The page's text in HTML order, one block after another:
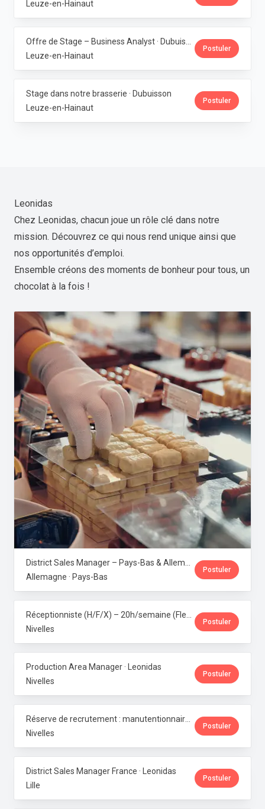
Leuze-en-Hainaut
Leuze-en-Hainaut
Postuler
Stage dans notre brasserie · Dubuisson
Leuze-en-Hainaut
Postuler
Leonidas
Chez Leonidas, chacun joue un rôle clé dans notre
mission. Découvrez ce qui nous rend unique ainsi que
nos opportunités d’emploi.
Ensemble créons des moments de bonheur pour tous, un
chocolat à la fois !
Allemagne · Pays-Bas
Postuler
Nivelles
Postuler
Production Area Manager · Leonidas
Nivelles
Postuler
Nivelles
Postuler
District Sales Manager France · Leonidas
Lille
Postuler